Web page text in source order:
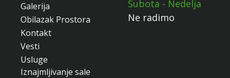
Galerija
Obilazak Prostora
Kontakt
Vesti
Usluge
Iznajmljivanje sale
Subota - Nedelja
Ne radimo